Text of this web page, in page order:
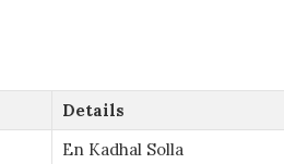
Details
En Kadhal Solla